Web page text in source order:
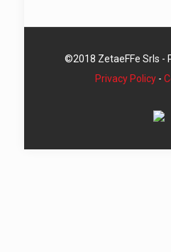
©2018 ZetaeFFe Srls -
Privacy Policy -